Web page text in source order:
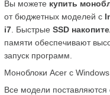
Вы можете купить
от бюджетных моделей с
i7 . Быстрые SSD
памяти обеспечивают
запуск программ.
Моноблоки Acer с
Все модели